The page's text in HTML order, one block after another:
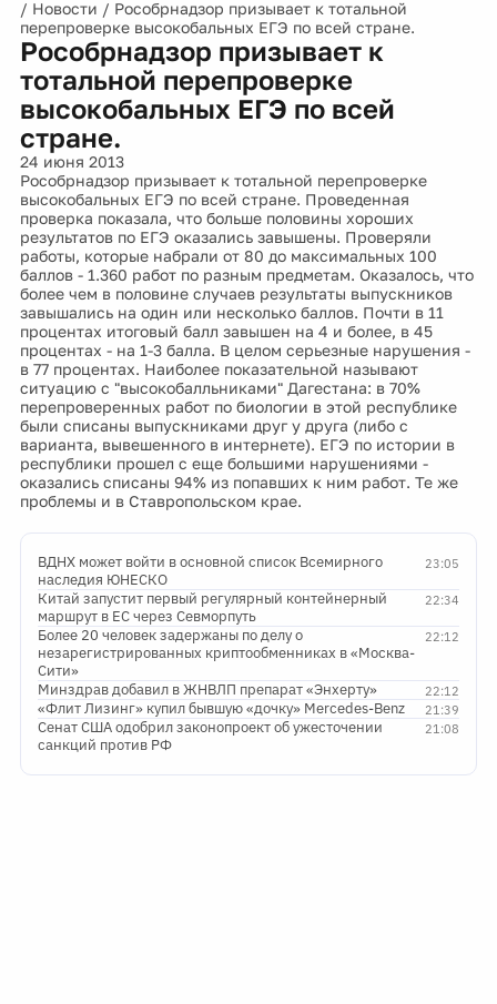
/ Новости / Рособрнадзор призывает к тотальной
перепроверке высокобальных ЕГЭ по всей стране.
Рособрнадзор призывает к
тотальной перепроверке
высокобальных ЕГЭ по всей
стране.
24 июня 2013
Рособрнадзор призывает к тотальной перепроверке
высокобальных ЕГЭ по всей стране. Проведенная
проверка показала, что больше половины хороших
результатов по ЕГЭ оказались завышены. Проверяли
работы, которые набрали от 80 до максимальных 100
баллов - 1.360 работ по разным предметам. Оказалось, что
более чем в половине случаев результаты выпускников
завышались на один или несколько баллов. Почти в 11
процентах итоговый балл завышен на 4 и более, в 45
процентах - на 1-3 балла. В целом серьезные нарушения -
в 77 процентах. Наиболее показательной называют
ситуацию с "высокобалльниками" Дагестана: в 70%
перепроверенных работ по биологии в этой республике
были списаны выпускниками друг у друга (либо с
варианта, вывешенного в интернете). ЕГЭ по истории в
республики прошел с еще большими нарушениями -
оказались списаны 94% из попавших к ним работ. Те же
проблемы и в Ставропольском крае.
23:05
ВДНХ может войти в основной список Всемирного
наследия ЮНЕСКО
22:34
Китай запустит первый регулярный контейнерный
маршрут в ЕС через Севморпуть
22:12
Более 20 человек задержаны по делу о
незарегистрированных криптообменниках в «Москва-
Сити»
22:12
Минздрав добавил в ЖНВЛП препарат «Энхерту»
21:39
«Флит Лизинг» купил бывшую «дочку» Mercedes-Benz
21:08
Сенат США одобрил законопроект об ужесточении
санкций против РФ